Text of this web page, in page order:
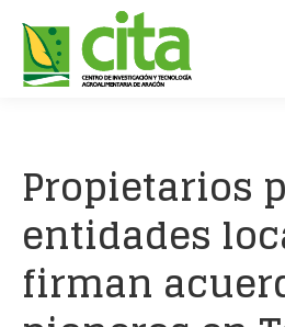
Propietarios
entidades
firman